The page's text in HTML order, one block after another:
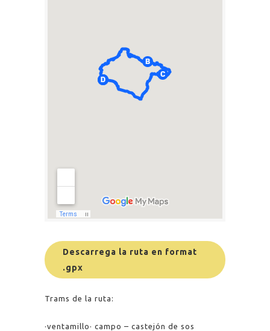
Descarrega la ruta en format
.gpx
Trams de la ruta:
·ventamillo· campo – castejón de sos